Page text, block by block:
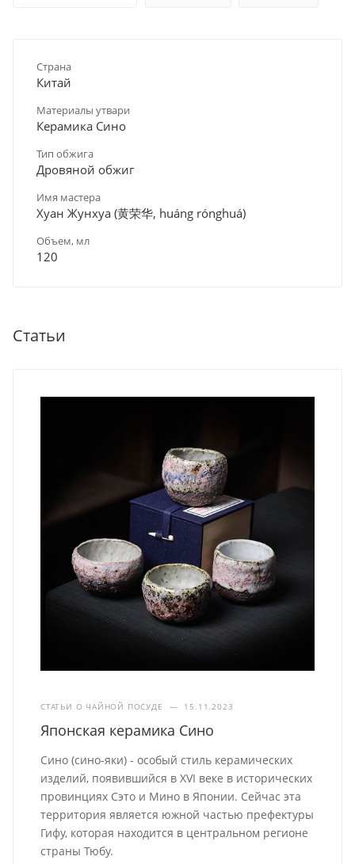
Страна
Китай
Материалы утвари
Керамика Сино
Тип обжига
Дровяной обжиг
Имя мастера
Хуан Жунхуа (黄荣华, huáng rónghuá)
Объем, мл
120
Статьи
СТАТЬИ О ЧАЙНОЙ ПОСУДЕ — 15.11.2023
Японская керамика Сино
Сино (сино-яки) - особый стиль керамических
изделий, появившийся в XVI веке в исторических
провинциях Сэто и Мино в Японии. Сейчас эта
территория является южной частью префектуры
Гифу, которая находится в центральном регионе
страны Тюбу.